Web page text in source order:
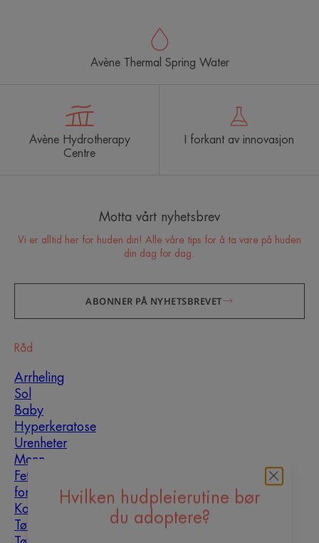
Hvilken hudpleierutine bør
du adoptere?
Avène Thermal Spring Water
Avène Hydrotherapy
Centre
I forkant av innovasjon
Motta vårt nyhetsbrev
Vi er alltid her for huden din! Alle våre tips for å ta vare på huden
din dag for dag.
ABONNER PÅ NYHETSBREVET
Råd
Arrheling
Sol
Baby
Hyperkeratose
Urenheter
Menn
Fet hud som er utsatt
for urenheter
Kombinasjonshud
Tørr hud